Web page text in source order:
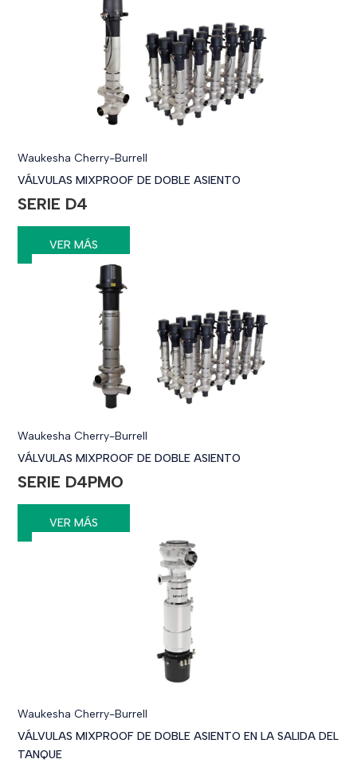
Waukesha Cherry-Burrell
VÁLVULAS MIXPROOF DE DOBLE ASIENTO
SERIE D4
VER MÁS
Waukesha Cherry-Burrell
VÁLVULAS MIXPROOF DE DOBLE ASIENTO
SERIE D4PMO
VER MÁS
Waukesha Cherry-Burrell
VÁLVULAS MIXPROOF DE DOBLE ASIENTO EN LA SALIDA DEL
TANQUE